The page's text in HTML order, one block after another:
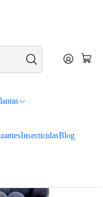
InsecticidasBlog
COMPRA USANDO
Uva Vinícola